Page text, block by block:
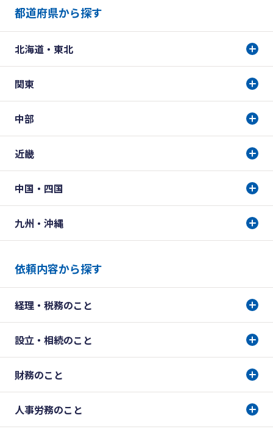
都道府県から探す
北海道・東北
関東
中部
近畿
中国・四国
九州・沖縄
依頼内容から探す
経理・税務のこと
設立・相続のこと
財務のこと
人事労務のこと